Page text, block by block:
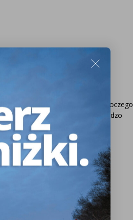
szczególną tego reflektora roboczego
tej lampy do pojazdu jest bardzo